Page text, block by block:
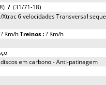
/ (31/71-18)
Xtrac 6 velocidades Transversal
? Km/hTreinos :? Km/h
em carbono - Anti-patinagem